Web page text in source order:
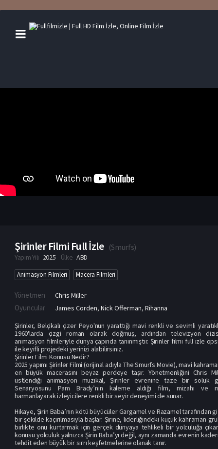
Şirinler Filmi Full İzle (Smurfs)
Yapım Yılı 2025 Ülke ABD
Animasyon Filmleri Macera Filmleri
Yönetmen Chris Miller
Oyuncular James Corden, Nick Offerman, Rihanna
Şirinler, Belçikalı çizer Peyo'nun yarattığı mavi renkli ve sevimli
1960'larda çizgi roman olarak doğmuş, ardından televizyon
animasyon filmleriyle dünya çapında tanınmıştır. Şirinler filmi full izle
ile keyifli projedeki yerinizi alabilirsiniz.
Şirinler Filmi Konusu Nedir?
2025 yapımı Şirinler Filmi (orijinal adıyla The Smurfs Movie), mavi
en büyük macerasını beyaz perdeye taşır. Yönetmenliğini Chris
üstlendiği animasyon müzikal, Şirinler evrenine taze bir soluk
Senaryosunu Pam Brady’nin kaleme aldığı film, mizahı ve
harmanlayarak izleyicilere renkli bir seyir deneyimi de sunar.
Hikaye, Şirin Baba’nın kötü büyücüler Gargamel ve Razamel tarafından
bir şekilde kaçırılmasıyla başlar. Şirine, liderliğindeki küçük kahraman
birlikte onu kurtarmak için gerçek dünyaya tehlikeli bir yolculuğa
konusu yolculuk yalnızca Şirin Baba’yı değil, aynı zamanda evrenin
tehdit eden büyük bir sırrı keşfetmelerine olanak tanır.